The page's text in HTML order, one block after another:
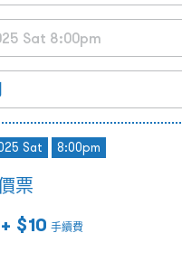
Sat 8:00pm
票
+ $10 手續費